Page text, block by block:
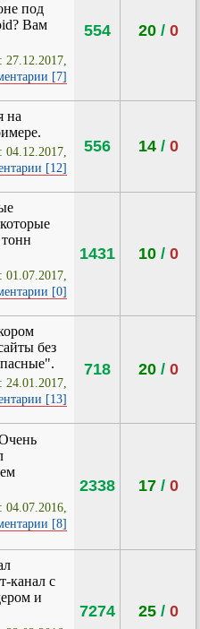
под
Вам
27.12.2017,
[7]
554 20/ 0
на
04.12.2017,
[12]
556 14/ 0
01.07.2017,
[0]
1431 10/ 0
без
24.01.2017,
[13]
718 20/ 0
04.07.2016,
[8]
2338 17/ 0
канал с
и
7274 25/ 0